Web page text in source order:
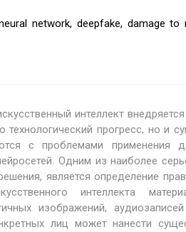
network, deepfake, damage
интеллект
прогресс, но и
с проблемами применения
Одним из наиболее
является определение
интеллекта
изображений,
лиц может нанести